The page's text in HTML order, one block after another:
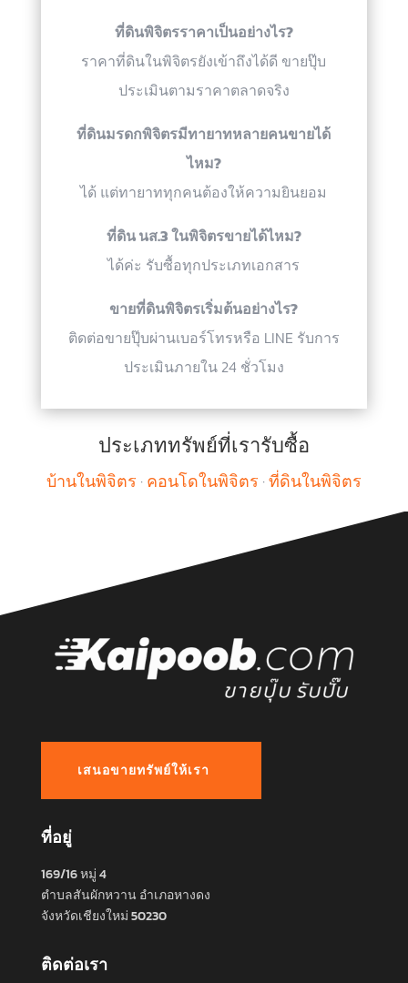
ที่ดินพิจิตรราคาเป็นอย่างไร?
ราคาที่ดินในพิจิตรยังเข้าถึงได้ดี ขายปุ๊บ
ประเมินตามราคาตลาดจริง
ที่ดินมรดกพิจิตรมีทายาทหลายคนขายได้
ไหม?
ได้ แต่ทายาททุกคนต้องให้ความยินยอม
ที่ดิน นส.3 ในพิจิตรขายได้ไหม?
ได้ค่ะ รับซื้อทุกประเภทเอกสาร
ขายที่ดินพิจิตรเริ่มต้นอย่างไร?
ติดต่อขายปุ๊บผ่านเบอร์โทรหรือ LINE รับการ
ประเมินภายใน 24 ชั่วโมง
ประเภททรัพย์ที่เรารับซื้อ
บ้านในพิจิตร ·คอนโดในพิจิตร ·ที่ดินในพิจิตร
เสนอขายทรัพย์ให้เรา
ที่อยู่
169/16 หมู่ 4
ตำบลสันผักหวาน อำเภอหางดง
จังหวัดเชียงใหม่ 50230
ติดต่อเรา